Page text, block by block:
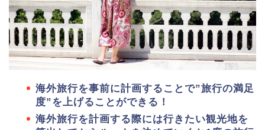
海外旅行を事前に計画することで”旅行の満足
度”を上げることができる！
海外旅行を計画する際には行きたい観光地を